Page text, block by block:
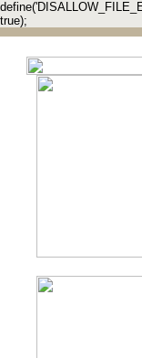
true);